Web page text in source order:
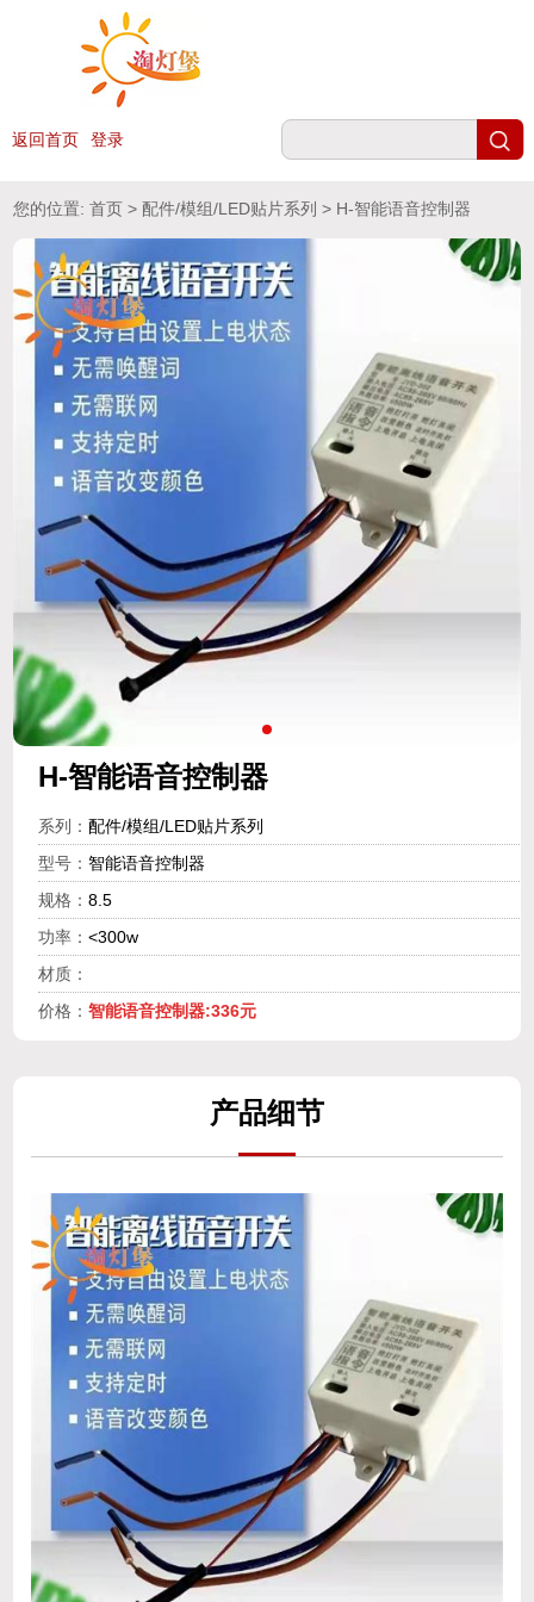
返回首页 登录
您的位置:首页 >配件/模组/LED贴片系列 > H-智能语音控制器
H-智能语音控制器
系列： 配件/模组/LED贴片系列
型号： 智能语音控制器
规格： 8.5
功率： <300w
材质：
价格： 智能语音控制器:336元
产品细节